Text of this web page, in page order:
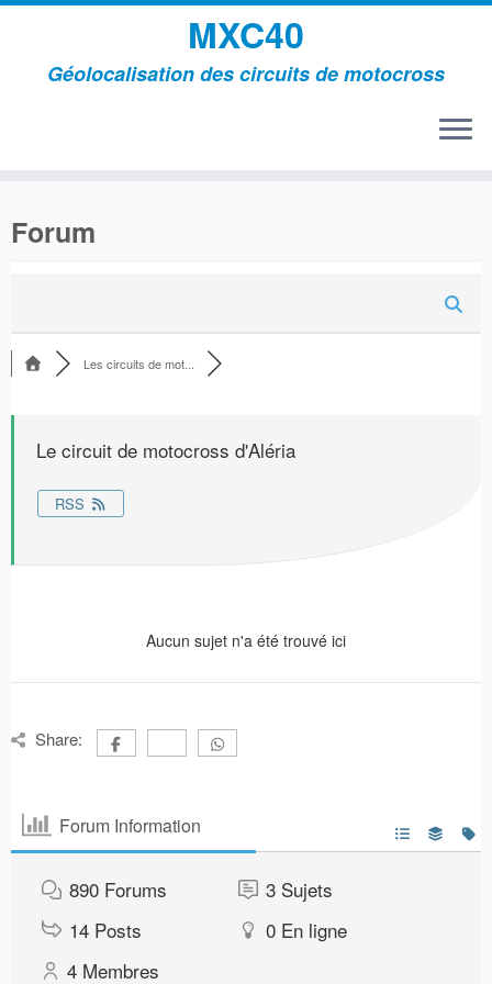
contenu
MXC40
Géolocalisation des circuits de motocross
Forum
Les circuits de mot...
Le circuit de motocross d'Aléria
RSS
Aucun sujet n'a été trouvé ici
Share:
Forum Information
890 Forums 3 Sujets
14 Posts 0 En ligne
4 Membres